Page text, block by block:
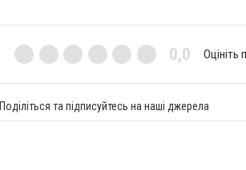
0,0 Оцініть
Поділіться та підписуйтесь на наші джерела